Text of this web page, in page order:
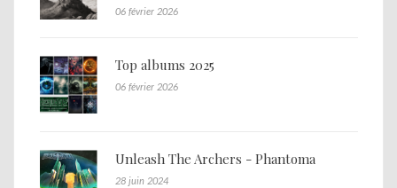
06 février 2026
Top albums 2025
06 février 2026
Unleash The Archers - Phantoma
28 juin 2024